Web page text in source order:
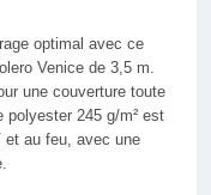
optimal avec ce
Venice de 3,5 m.
une couverture toute
polyester 245 g/m² est
au feu, avec une